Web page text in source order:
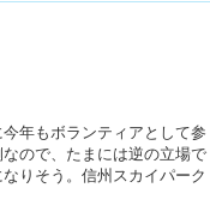
年もボランティアとして参
ので、たまには逆の立場で
りそう。信州スカイパーク